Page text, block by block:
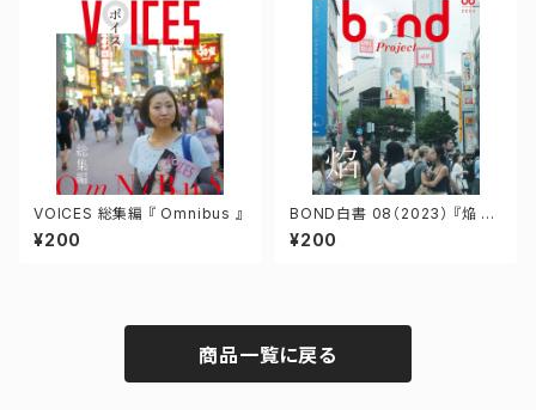
VOICES 総集編 『 Omnibus 』
¥200
BOND白書 08（2023） 『焔 -
ほむら-』
¥200
商品一覧に戻る